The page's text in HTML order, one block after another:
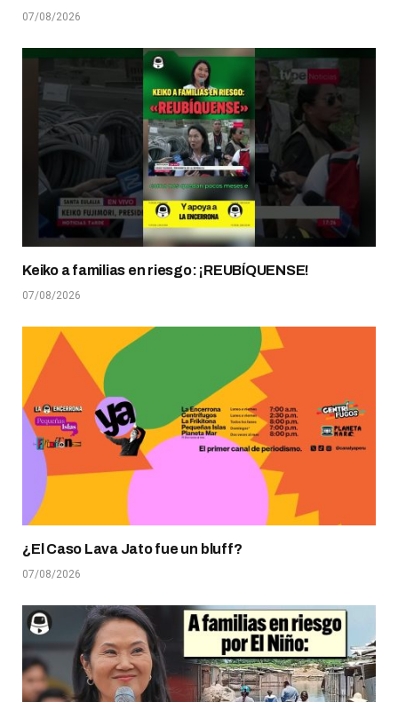
07/08/2026
Keiko a familias en riesgo: ¡REUBÍQUENSE!
07/08/2026
¿El Caso Lava Jato fue un bluff?
07/08/2026